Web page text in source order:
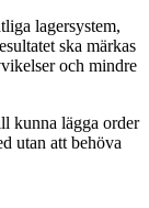
lagersystem,
ska märkas
och mindre
kunna lägga order
utan att behöva